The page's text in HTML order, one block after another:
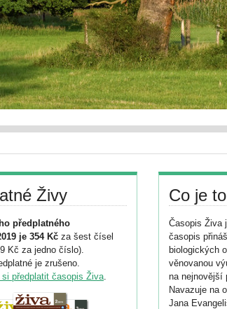
Živy
předplatného
je 354 Kč za šest čísel
Kč za jedno číslo).
je zrušeno.
si předplatit časopis Živa.
Co je
Časopis Živa
časopis
biologických
věnovanou
na nejnovější
Navazuje na
Jana